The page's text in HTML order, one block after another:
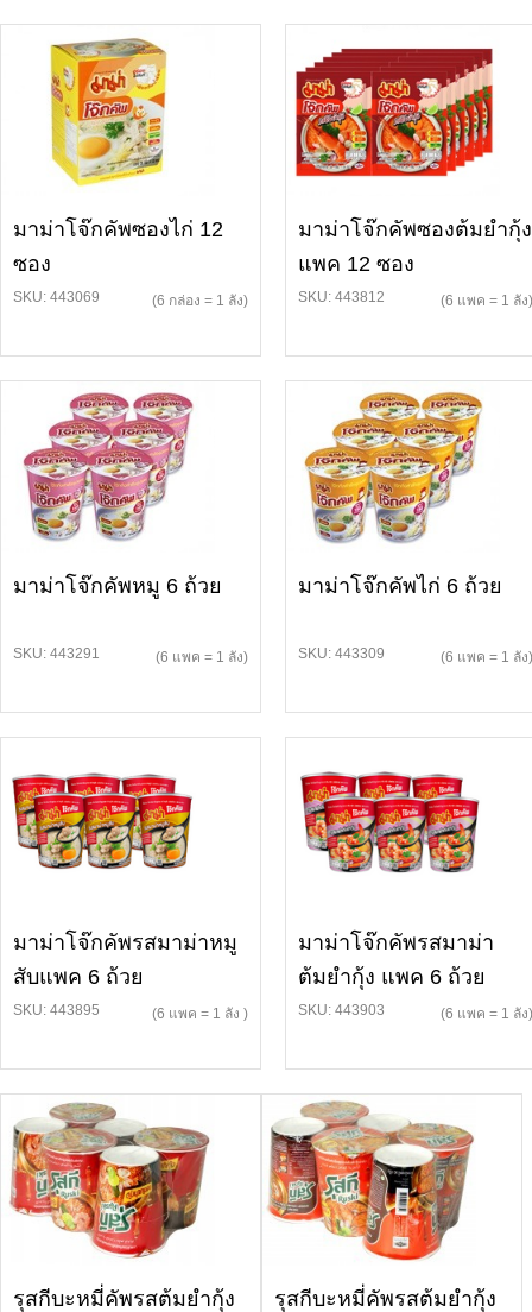
มาม่าโจ๊กคัพซองไก่ 12
ซอง
SKU: 443069 (6 กล่อง = 1 ลัง)
มาม่าโจ๊กคัพซองต้มยำกุ้ง
แพค 12 ซอง
SKU: 443812 (6 แพค = 1 ลัง)
มาม่าโจ๊กคัพหมู 6 ถ้วย
SKU: 443291 (6 แพค = 1 ลัง)
มาม่าโจ๊กคัพไก่ 6 ถ้วย
SKU: 443309 (6 แพค = 1 ลัง)
มาม่าโจ๊กคัพรสมาม่าหมู
สับแพค 6 ถ้วย
SKU: 443895 (6 แพค = 1 ลัง )
มาม่าโจ๊กคัพรสมาม่า
ต้มยำกุ้ง แพค 6 ถ้วย
SKU: 443903 (6 แพค = 1 ลัง)
รุสกีบะหมี่คัพรสต้มยำกุ้ง
รุสกีบะหมี่คัพรสต้มยำกุ้ง